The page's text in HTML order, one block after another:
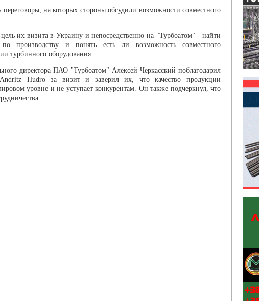
переговоры, на которых стороны обсудили возможности совместного
их визита в Украину и непосредственно на "Турбоатом" - найти
по производству и понять есть ли возможность совместного
турбинного оборудования.
директора ПАО "Турбоатом" Алексей Черкасский поблагодарил
Andritz Hudro за визит и заверил их, что качество продукции
уровне и не уступает конкурентам. Он также подчеркнул, что